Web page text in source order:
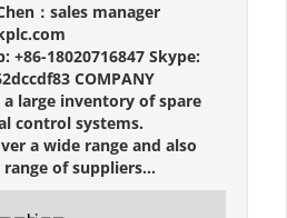
：sales manager
+86-18020716847 Skype:
COMPANY
a large inventory of spare
control systems.
a wide range and also
of suppliers...